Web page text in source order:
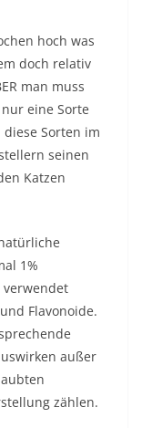
hoch was
doch relativ
man muss
eine Sorte
Sorten im
seinen
Katzen
1%
verwendet
Flavonoide.
außer
zählen.